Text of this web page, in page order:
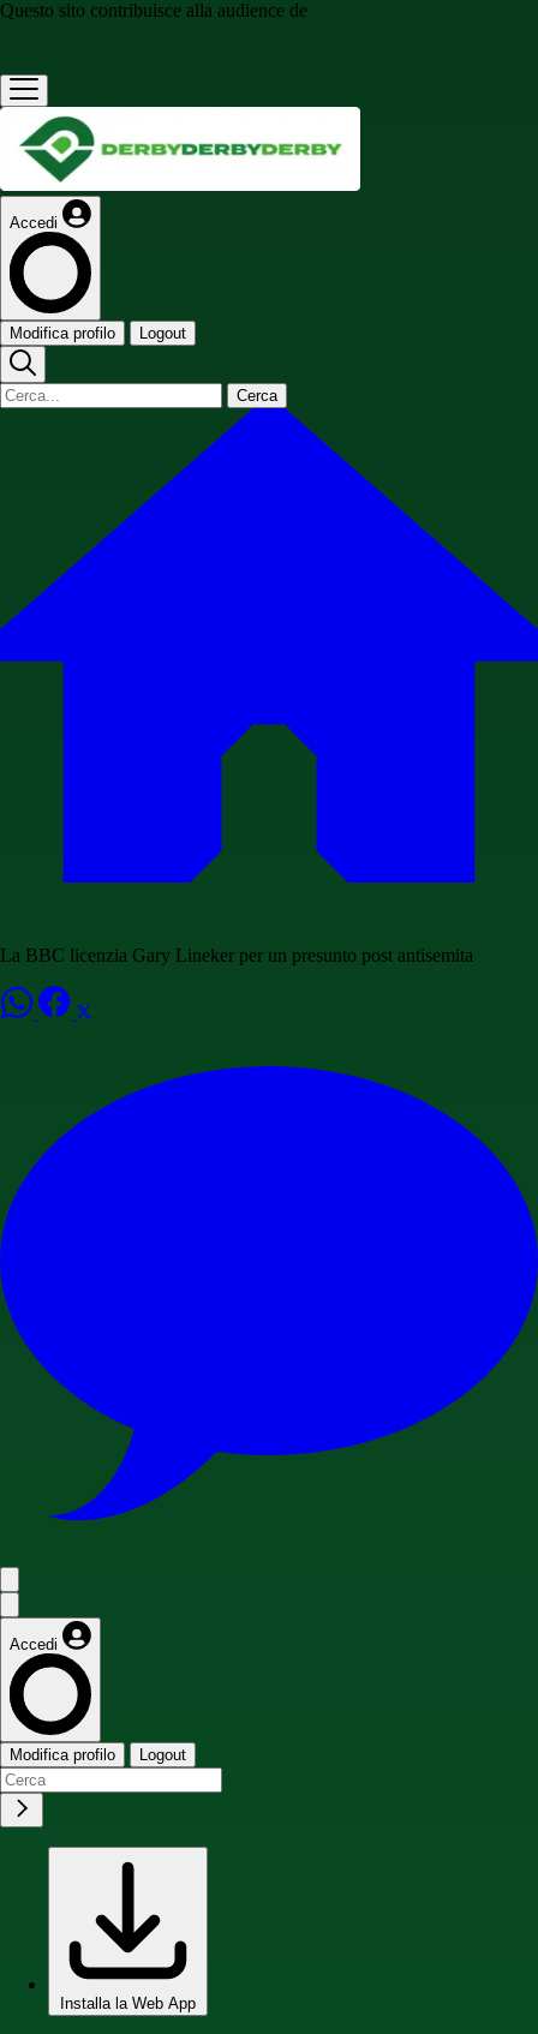
Questo sito contribuisce alla audience de
Accedi
Modifica profilo Logout
Cerca
La BBC licenzia Gary Lineker per un presunto post antisemita
Accedi
Modifica profilo Logout
Installa la Web App